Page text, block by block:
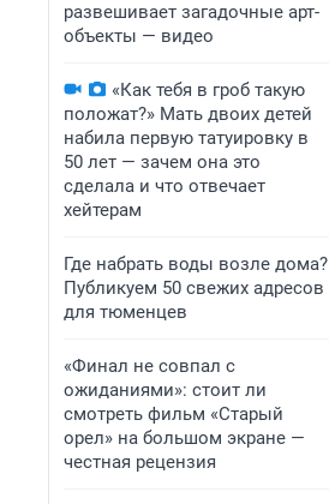
развешивает загадочные арт-
объекты — видео
«Как тебя в гроб такую
положат?» Мать двоих детей
набила первую татуировку в
50 лет — зачем она это
сделала и что отвечает
хейтерам
Где набрать воды возле дома?
Публикуем 50 свежих адресов
для тюменцев
«Финал не совпал с
ожиданиями»: стоит ли
смотреть фильм «Старый
орел» на большом экране —
честная рецензия